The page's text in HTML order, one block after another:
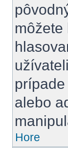
môžete
alebo
Hore